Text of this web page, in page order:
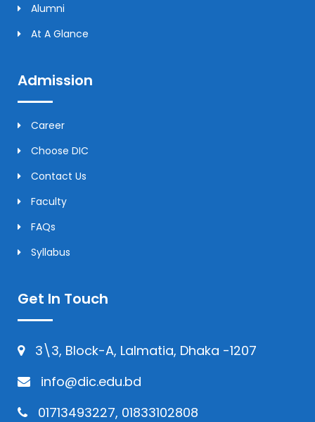
Alumni
At A Glance
Admission
Career
Choose DIC
Contact Us
Faculty
FAQs
Syllabus
Get In Touch
3\3, Block-A, Lalmatia, Dhaka -1207
info@dic.edu.bd
01713493227, 01833102808